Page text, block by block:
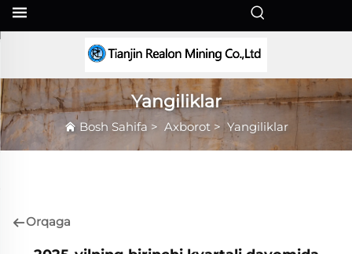
Yangiliklar
Bosh Sahifa > Axborot>Yangiliklar
Orqaga